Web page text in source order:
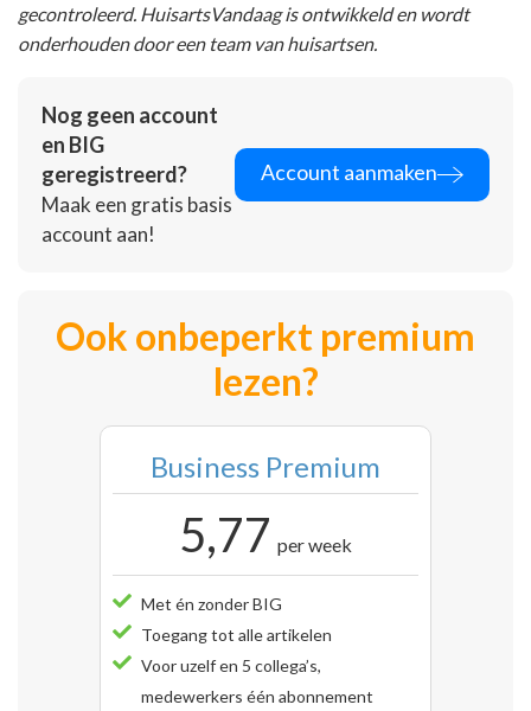
gecontroleerd. HuisartsVandaag is ontwikkeld en wordt
onderhouden door een team van huisartsen.
Nog geen account
en BIG
geregistreerd?
Maak een gratis basis
account aan!
Account aanmaken
Ook onbeperkt premium
lezen?
Business Premium
5,77 per week
Met én zonder BIG
Toegang tot alle artikelen
Voor uzelf en 5 collega’s,
medewerkers één abonnement